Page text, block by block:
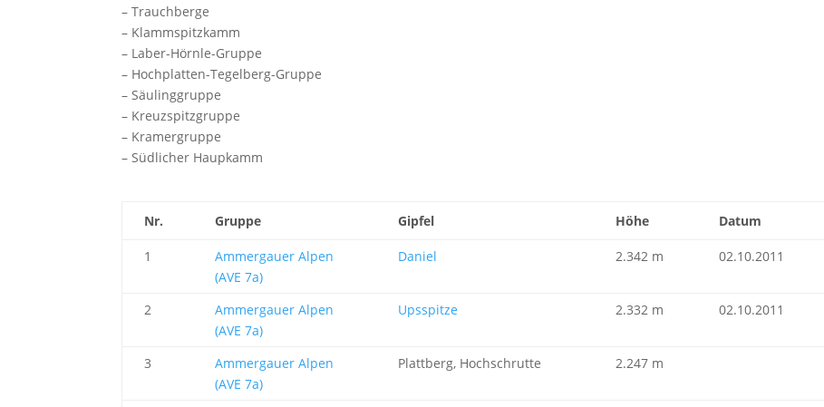
– Trauchberge
– Klammspitzkamm
– Laber-Hörnle-Gruppe
– Hochplatten-Tegelberg-Gruppe
– Säulinggruppe
– Kreuzspitzgruppe
– Kramergruppe
– Südlicher Haupkamm
Nr. Gruppe Gipfel Höhe Datum
1
Ammergauer Alpen
(AVE 7a)
Daniel 2.342 m 02.10.2011
2
Ammergauer Alpen
(AVE 7a)
Upsspitze 2.332 m 02.10.2011
3
Ammergauer Alpen
(AVE 7a)
Plattberg, Hochschrutte 2.247 m